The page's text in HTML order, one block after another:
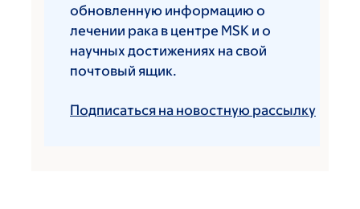
обновленную информацию о
лечении рака в центре MSK и о
научных достижениях на свой
почтовый ящик.
Подписаться на новостную рассылку